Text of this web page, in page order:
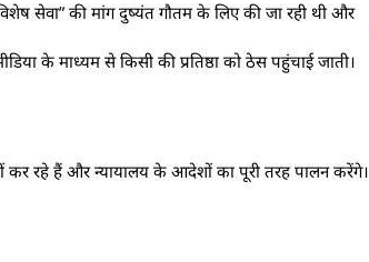
सेवा” की मांग दुष्यंत गौतम के लिए की जा रही थी और
के माध्यम से किसी की प्रतिष्ठा को ठेस पहुंचाई जाती।
कर रहे हैं और न्यायालय के आदेशों का पूरी तरह पालन करेंगे।